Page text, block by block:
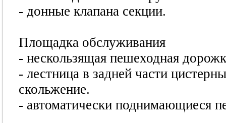
- донные клапана секции.
Площадка обслуживания
- нескользящая пешеходная
- лестница в задней части
скольжение.
- автоматически поднимающиеся